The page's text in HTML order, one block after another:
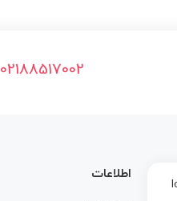
02188517002
اطلاعات